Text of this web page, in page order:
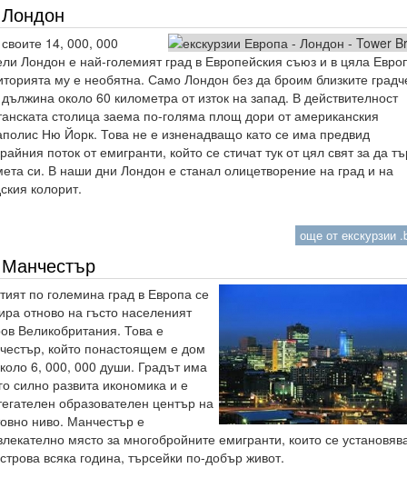
Лондон
14, 000, 000
Лондон е най-големият град в Европейския съюз и в цяла
му е необятна. Само Лондон без да броим близките
около 60 километра от изток на запад. В действителност
столица заема по-голяма площ дори от американския
Ню Йорк. Това не е изненадващо като се има предвид
поток от емигранти, който се стичат тук от цял свят за да
си. В наши дни Лондон е станал олицетворение на град и на
колорит.
още от екскурзии
Манчестър
по големина град в Европа се
отново на гъсто населеният
Великобритания. Това е
който понастоящем е дом
6, 000, 000 души. Градът има
силно развита икономика и е
образователен център на
ниво. Манчестър е
място за многобройните емигранти, които се
всяка година, търсейки по-добър живот.